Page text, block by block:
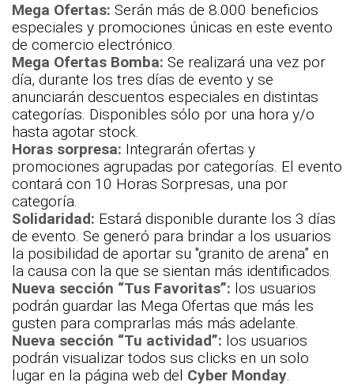
Mega Ofertas: Serán más de 8.000 beneficios
especiales y promociones únicas en este evento
de comercio electrónico.
Mega Ofertas Bomba: Se realizará una vez por
día, durante los tres días de evento y se
anunciarán descuentos especiales en distintas
categorías. Disponibles sólo por una hora y/o
hasta agotar stock.
Horas sorpresa: Integrarán ofertas y
promociones agrupadas por categorías. El evento
contará con 10 Horas Sorpresas, una por
categoría.
Solidaridad: Estará disponible durante los 3 días
de evento. Se generó para brindar a los usuarios
la posibilidad de aportar su "granito de arena” en
la causa con la que se sientan más identificados.
Nueva sección “Tus Favoritas”: los usuarios
podrán guardar las Mega Ofertas que más les
gusten para comprarlas más más adelante.
Nueva sección “Tu actividad”: los usuarios
podrán visualizar todos sus clicks en un solo
lugar en la página web del Cyber Monday.